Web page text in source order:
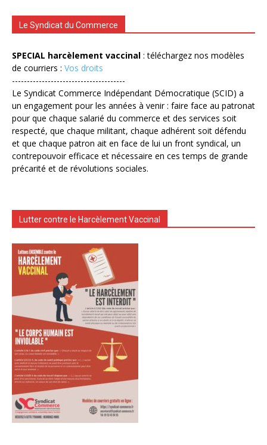
Le Syndicat du Commerce
SPECIAL harcèlement vaccinal : téléchargez nos modèles
de courriers : Vos droits
--------------------------------------
Le Syndicat Commerce Indépendant Démocratique (SCID) a
un engagement pour les années à venir : faire face au patronat
pour que chaque salarié du commerce et des services soit
respecté, que chaque militant, chaque adhérent soit défendu
et que chaque patron ait en face de lui un front syndical, un
contrepouvoir efficace et nécessaire en ces temps de grande
précarité et de révolutions sociales.
Lutter contre le Harcèlement Vaccinal